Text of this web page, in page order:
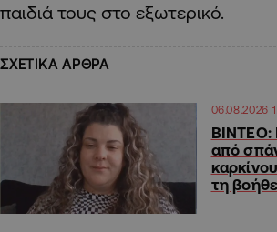
παιδιά τους στο εξωτερικό.
ΣΧΕΤΙΚΑ ΑΡΘΡΑ
06.08.2026
ΒΙΝΤΕΟ:
από
τη